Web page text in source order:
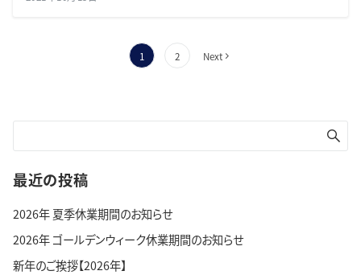
ジ
送
り
1 2 Next
最近の投稿
2026年 夏季休業期間のお知らせ
2026年 ゴールデンウィーク休業期間のお知らせ
新年のご挨拶【2026年】